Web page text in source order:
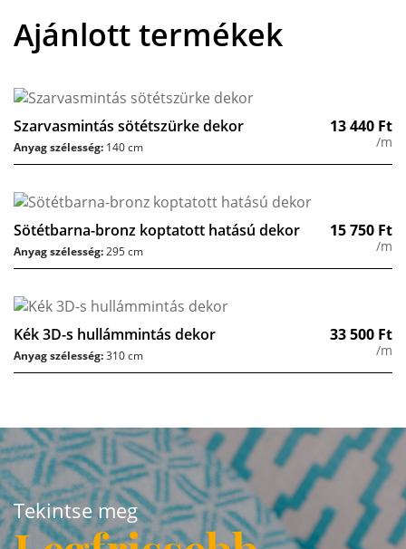
Ajánlott termékek
Szarvasmintás sötétszürke dekor 13 440 Ft
/m
Anyag szélesség: 140 cm
Sötétbarna-bronz koptatott hatású dekor 15 750 Ft
/m
Anyag szélesség:295 cm
Kék 3D-s hullámmintás dekor 33 500 Ft
/m
Anyag szélesség:310 cm
Tekintse meg